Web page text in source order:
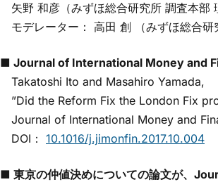
矢野 和彦（みずほ総合研究所 調査本部
モデレーター： 高田 創 （みずほ総合研
■ Journal of International Money and
Takatoshi Ito and Masahiro Yamada,
”Did the Reform Fix the London Fix
Journal of International Money and
DOI： 10.1016/j.jimonfin.2017.10.004
■ 東京の仲値決めについての論文が、